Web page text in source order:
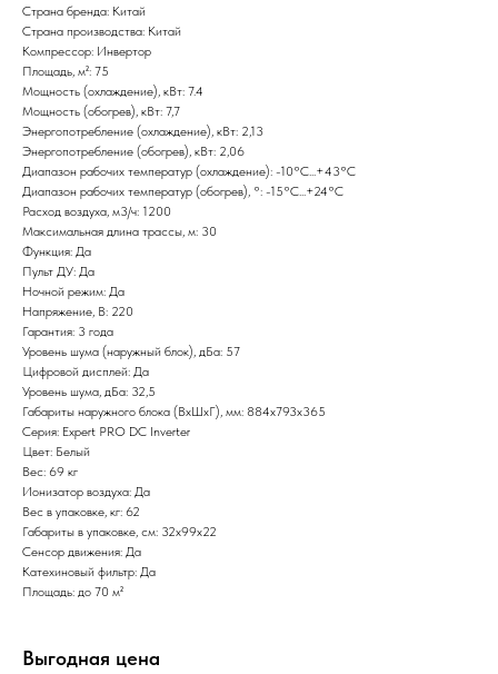
Страна бренда: Китай
Страна производства: Китай
Компрессор: Инвертор
Площадь, м²: 75
Мощность (охлаждение), кВт: 7.4
Мощность (обогрев), кВт: 7,7
Энергопотребление (охлаждение), кВт: 2,13
Энергопотребление (обогрев), кВт: 2,06
Диапазон рабочих температур (охлаждение): -10°С...+43°С
Диапазон рабочих температур (обогрев), °: -15°С...+24°С
Расход воздуха, м3/ч: 1200
Максимальная длина трассы, м: 30
Функция: Да
Пульт ДУ: Да
Ночной режим: Да
Напряжение, В: 220
Гарантия: 3 года
Уровень шума (наружный блок), дБа: 57
Цифровой дисплей: Да
Уровень шума, дБа: 32,5
Габариты наружного блока (ВхШхГ), мм: 884x793x365
Серия: Expert PRO DC Inverter
Цвет: Белый
Вес: 69 кг
Ионизатор воздуха: Да
Вес в упаковке, кг: 62
Габариты в упаковке, см: 32х99х22
Сенсор движения: Да
Катехиновый фильтр: Да
Площадь: до 70 м²
Выгодная цена